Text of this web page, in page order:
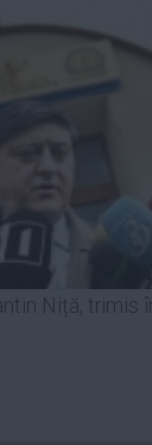
Niță, trimis